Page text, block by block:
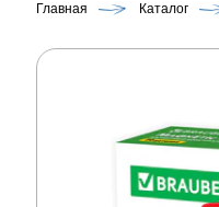
Главная Каталог